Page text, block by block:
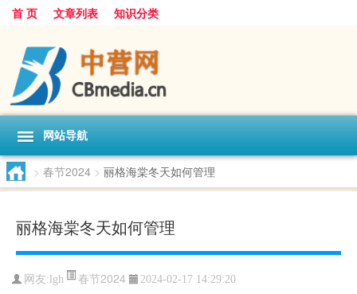
首 页 文章列表 知识分类
网站导航
> 春节2024 > 丽格海棠冬天如何管理
丽格海棠冬天如何管理
网友:lgh 春节2024 2024-02-17 14:29:20